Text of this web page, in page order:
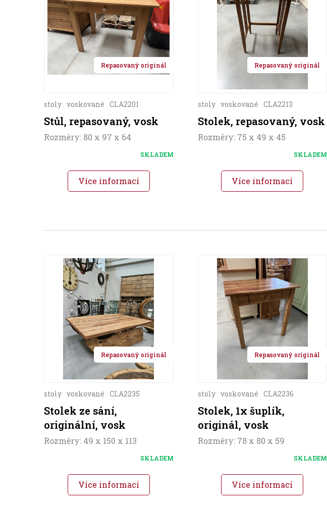
Repasovaný originál
stoly voskované CLA2201
Stůl, repasovaný, vosk
Rozměry: 80 x 97 x 64
SKLADEM
Více informací
Repasovaný originál
stoly voskované CLA2213
Stolek, repasovaný, vosk
Rozměry: 75 x 49 x 45
SKLADEM
Více informací
Repasovaný originál
stoly voskované CLA2235
Stolek ze sání,
originální, vosk
Rozměry: 49 x 150 x 113
SKLADEM
Více informací
Repasovaný originál
stoly voskované CLA2236
Stolek, 1x šuplík,
originál, vosk
Rozměry: 78 x 80 x 59
SKLADEM
Více informací